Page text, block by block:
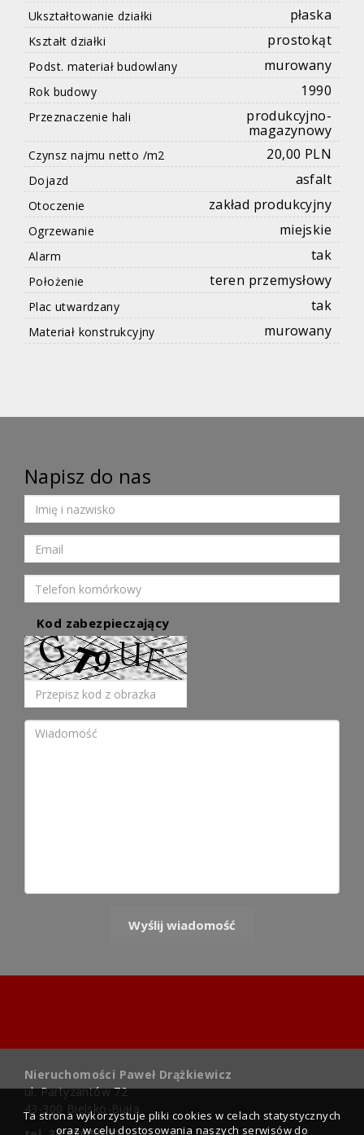
Ukształtowanie działki płaska
Kształt działki prostokąt
Podst. materiał budowlany murowany
Rok budowy 1990
Przeznaczenie hali
produkcyjno-
magazynowy
Czynsz najmu netto /m2 20,00 PLN
Dojazd asfalt
Otoczenie zakład produkcyjny
Ogrzewanie miejskie
Alarm tak
Położenie teren przemysłowy
Plac utwardzany tak
Materiał konstrukcyjny murowany
Napisz do nas
Kod zabezpieczający
Nieruchomości Paweł Drążkiewicz
ul. Partyzantów 72
43-300 Bielsko-Biała
Ta strona wykorzystuje pliki cookies w celach statystycznych
oraz w celu dostosowania naszych serwisów do